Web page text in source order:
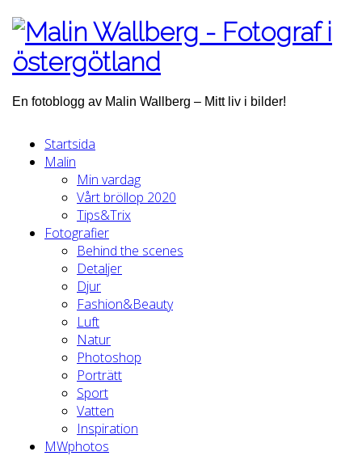
En fotoblogg av Malin Wallberg – Mitt liv i bilder!
Startsida
Malin
Min vardag
Vårt bröllop 2020
Tips&Trix
Fotografier
Behind the scenes
Detaljer
Djur
Fashion&Beauty
Luft
Natur
Photoshop
Porträtt
Sport
Vatten
Inspiration
MWphotos